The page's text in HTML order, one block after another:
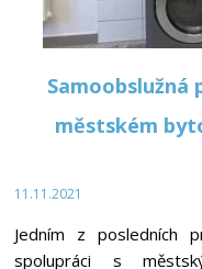
Samoobslužná
městském
11.11.2021
Jedním z posledních
spolupráci s